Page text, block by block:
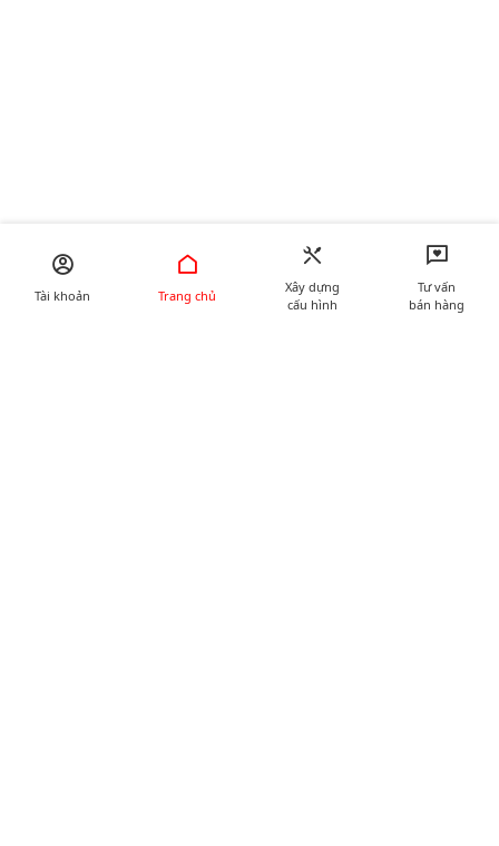
Tài khoản Trang chủ
Xây dựng
cấu hình
Tư vấn
bán hàng